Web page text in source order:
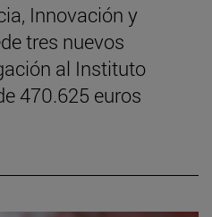
Innovación y
tres nuevos
al Instituto
470.625 euros